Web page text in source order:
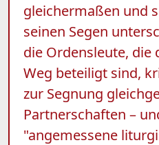
gleichermaßen und
seinen Segen
die Ordensleute, die
Weg beteiligt sind,
zur Segnung
Partnerschaften –
"angemessene